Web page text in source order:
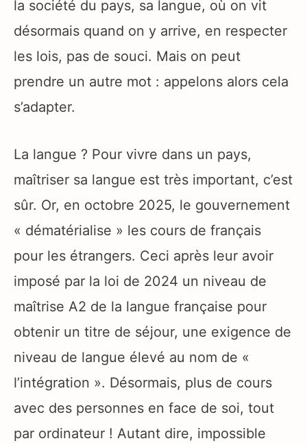
la société du pays, sa langue, où on vit
désormais quand on y arrive, en respecter
les lois, pas de souci. Mais on peut
prendre un autre mot : appelons alors cela
s’adapter.
La langue ? Pour vivre dans un pays,
maîtriser sa langue est très important, c’est
sûr. Or, en octobre 2025, le gouvernement
« dématérialise » les cours de français
pour les étrangers. Ceci après leur avoir
imposé par la loi de 2024 un niveau de
maîtrise A2 de la langue française pour
obtenir un titre de séjour, une exigence de
niveau de langue élevé au nom de «
l’intégration ». Désormais, plus de cours
avec des personnes en face de soi, tout
par ordinateur ! Autant dire, impossible